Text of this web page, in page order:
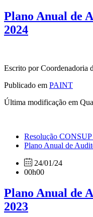
Plano Anual de
2024
Escrito por Coordenadoria
Publicado em PAINT
Última modificação em
Resolução
Plano Anual de
24/01/24
00h00
Plano Anual de
2023